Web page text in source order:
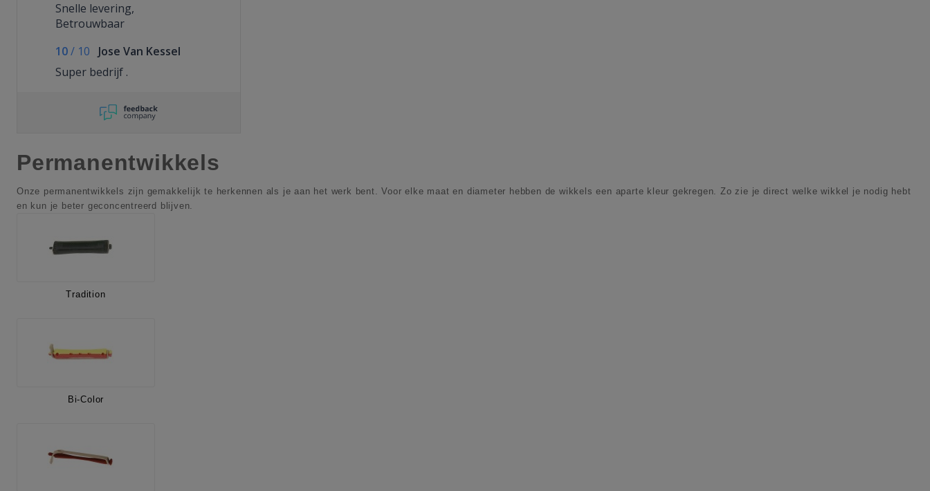
Snelle levering,
Betrouwbaar
10/ 10
Jose Van Kessel
Super bedrijf .
Permanentwikkels
Onze permanentwikkels zijn gemakkelijk te herkennen als je aan het werk bent. Voor elke maat en diameter hebben de wikkels een aparte kleur gekregen. Zo zie je direct welke wikkel je nodig hebt
en kun je beter geconcentreerd blijven.
Tradition
Bi-Color